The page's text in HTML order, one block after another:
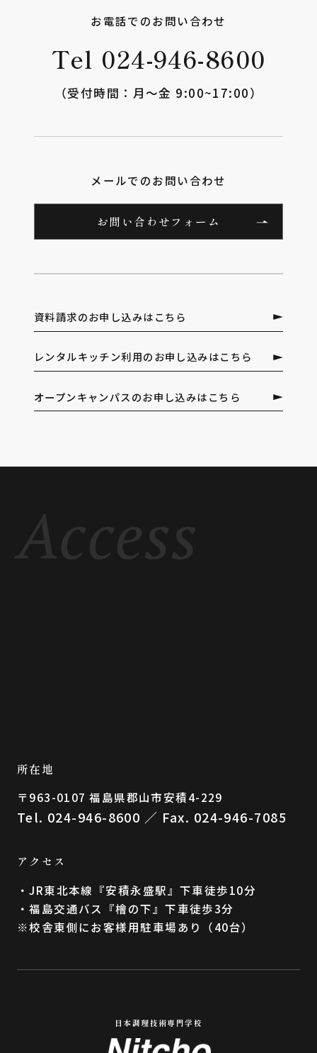
お電話でのお問い合わせ
Tel 024-946-8600
（受付時間：⽉〜⾦ 9:00~17:00）
メールでのお問い合わせ
お問い合わせフォーム
資料請求のお申し込みはこちら
レンタルキッチン利用のお申し込みはこちら
オープンキャンパスのお申し込みはこちら
Access
所在地
〒963-0107 福島県郡⼭市安積4-229
Tel. 024-946-8600 ／ Fax. 024-946-7085
アクセス
・JR東北本線『安積永盛駅』下車徒歩10分
・福島交通バス『檜の下』下車徒歩3分
※校舎東側にお客様用駐車場あり（40台）
日本調理技術専門学校